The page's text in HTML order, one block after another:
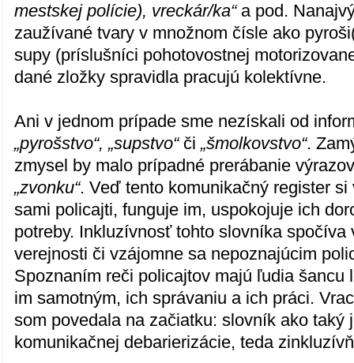
mestskej polície), vreckár/ka“a pod.
zaužívané tvary v množnom čísle ako
supy (príslušníci pohotovostnej
dané zložky spravidla pracujú kolektívne.
Ani v jednom prípade sme nezískali od
„pyrošstvo“, „supstvo“či„šmolkovstvo“.
zmysel by malo prípadné prerábanie
„zvonku“. Veď tento komunikačný register
sami policajti, funguje im, uspokojuje ich
potreby. Inkluzívnosť tohto slovníka spočíva
verejnosti či vzájomne sa nepoznajúcim
Spoznaním reči policajtov majú ľudia šancu
im samotným, ich správaniu a ich práci.
som povedala na začiatku: slovník ako taký
komunikačnej debarierizácie, teda